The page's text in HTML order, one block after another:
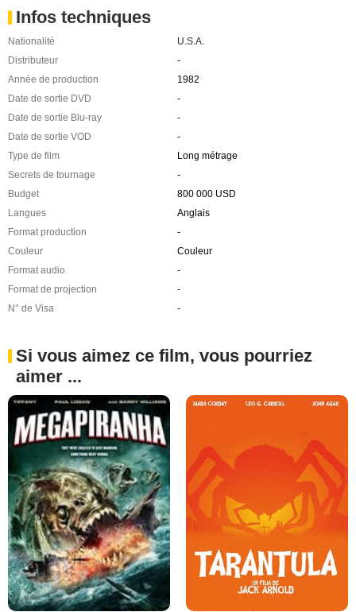
Infos techniques
Nationalité
U.S.A.
Distributeur
-
Année de production
1982
Date de sortie DVD
-
Date de sortie Blu-ray
-
Date de sortie VOD
-
Type de film
Long métrage
Secrets de tournage
-
Budget
800 000 USD
Langues
Anglais
Format production
-
Couleur
Couleur
Format audio
-
Format de projection
-
N° de Visa
-
Si vous aimez ce film, vous pourriez
aimer ...